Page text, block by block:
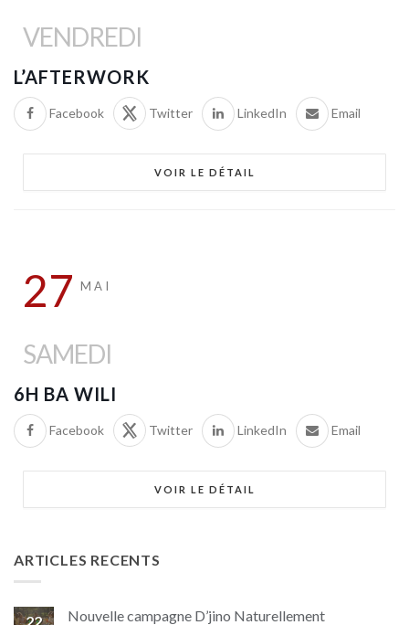
VENDREDI
L’AFTERWORK
Facebook Twitter LinkedIn Email
VOIR LE DÉTAIL
27 MAI
SAMEDI
6H BA WILI
Facebook Twitter LinkedIn Email
VOIR LE DÉTAIL
ARTICLES RECENTS
22
Nouvelle campagne D’jino Naturellement